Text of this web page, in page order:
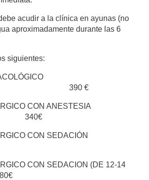
acudir a la clínica en ayunas (no
aproximadamente durante las 6
siguientes:
€
CON ANESTESIA
340€
CON SEDACIÓN
CON SEDACION (DE 12-14